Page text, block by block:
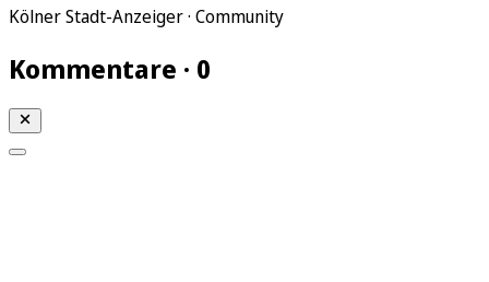
Kölner Stadt-Anzeiger · Community
Kommentare · 0